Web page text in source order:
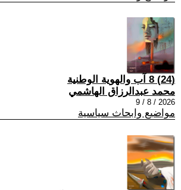
(24) 8 آب والهوية الوطنية
محمد عبدالرزاق الهاشمي
2026 / 8 / 9
مواضيع وابحاث سياسية